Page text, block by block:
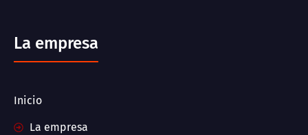
La empresa
Inicio
La empresa